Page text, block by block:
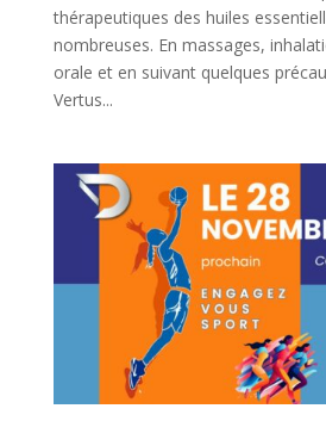
thérapeutiques des huiles
nombreuses. En massages,
orale et en suivant quelques
Vertus...